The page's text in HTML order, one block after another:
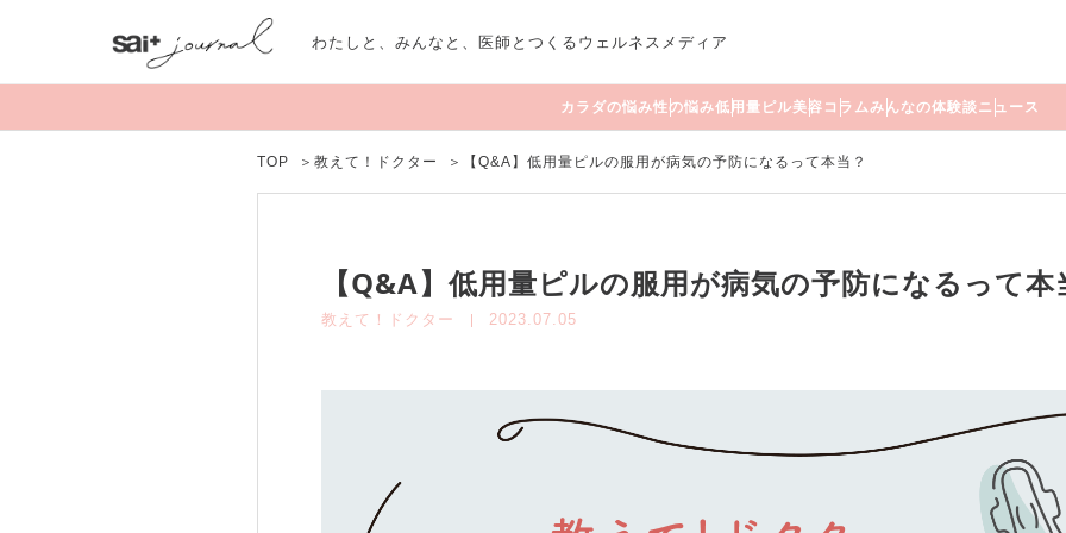
わたしと、みんなと、医師とつくるウェルネスメディア
カラダの悩み性の悩み低用量ピル美容 コラムみんなの体験談ニュース
TOP ＞ 教えて！ドクター ＞ 【Q&A】低用量ピルの服用が病気の予防になるって本当？
【Q&A】低用量ピルの服用が病気の予防になるって本
教えて！ドクター 2023.07.05